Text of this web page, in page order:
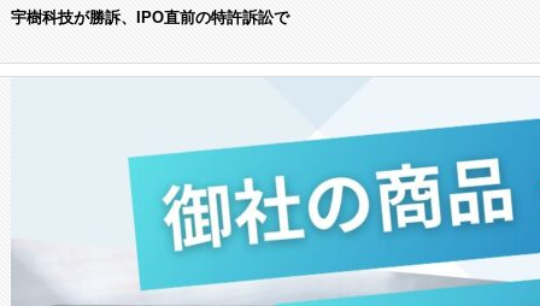
宇樹科技が勝訴、IPO直前の特許訴訟で